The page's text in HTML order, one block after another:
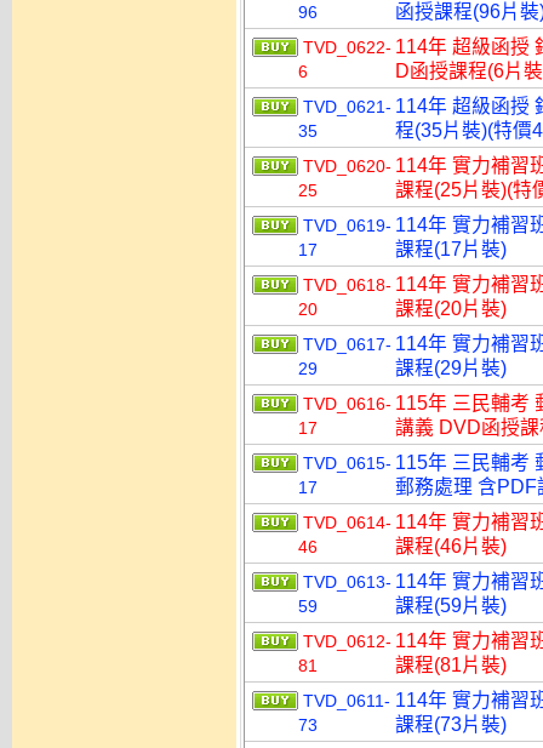
96
函授課程(96片
TVD_0622-
6
114年 超級函授
D函授課程(6片
TVD_0621-
35
114年 超級函授
程(35片裝)(特價
TVD_0620-
25
114年 實力補習
課程(25片裝)(特
TVD_0619-
17
114年 實力補習
課程(17片裝)
TVD_0618-
20
114年 實力補習
課程(20片裝)
TVD_0617-
29
114年 實力補習
課程(29片裝)
TVD_0616-
17
115年 三民輔考
講義 DVD函授
TVD_0615-
17
115年 三民輔考
郵務處理 含PDF
TVD_0614-
46
114年 實力補習
課程(46片裝)
TVD_0613-
59
114年 實力補習
課程(59片裝)
TVD_0612-
81
114年 實力補習
課程(81片裝)
TVD_0611-
73
114年 實力補習
課程(73片裝)